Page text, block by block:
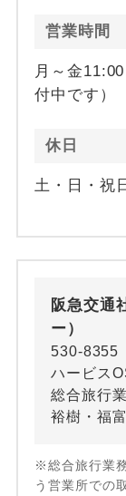
営業時間
月～金
付中です）
休日
土・日・祝
阪急交通
ー）
530-8355
ハービス
総合旅行
裕樹・福
※総合旅行業
う営業所での